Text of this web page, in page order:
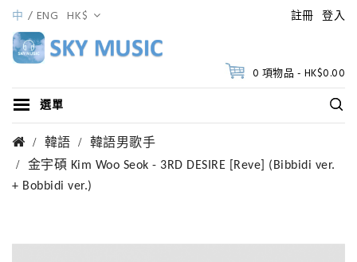
註冊 登入
中 ENG HK$
0 項物品 - HK$0.00
選單
韓語
韓語男歌手
金宇碩 Kim Woo Seok - 3RD DESIRE [Reve] (Bibbidi ver.
+ Bobbidi ver.)